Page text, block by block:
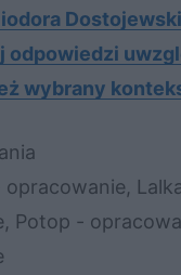
odpowiedzi
wybrany
opracowanie,
, Potop -